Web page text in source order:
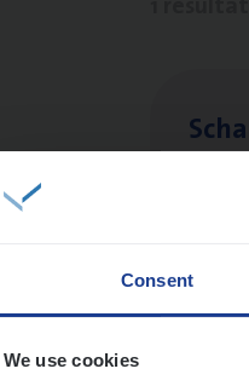
Consent
We use cookies